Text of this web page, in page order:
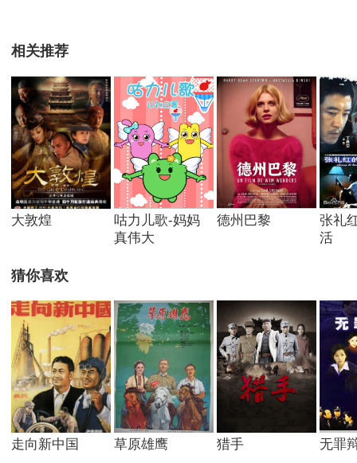
相关推荐
大敦煌
咕力儿歌-妈妈
真伟大
德州巴黎
张礼
活
猜你喜欢
走向新中国 草原雄鹰 猎手 无罪